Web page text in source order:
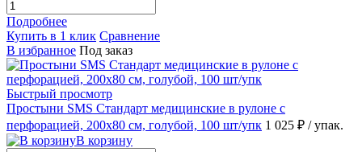
Подробнее
Купить в 1 клик Сравнение
В избранное Под заказ
Быстрый просмотр
Простыни SMS Стандарт медицинские в рулоне с
перфорацией, 200х80 см, голубой, 100 шт/упк 1 025 ₽ / упак.
В корзину